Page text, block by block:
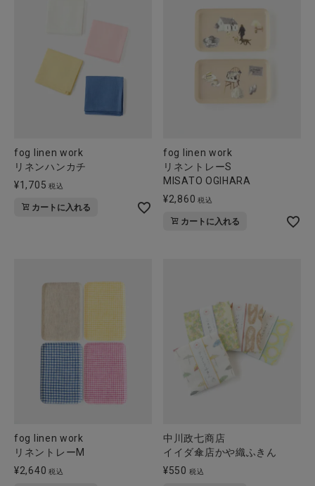
fog linen work
リネンハンカチ
¥1,705 税込
カートに入れる
fog linen work
リネントレーS
MISATO OGIHARA
¥2,860 税込
カートに入れる
fog linen work
リネントレーM
¥2,640 税込
中川政七商店
イイダ傘店かや織ふきん
¥550 税込